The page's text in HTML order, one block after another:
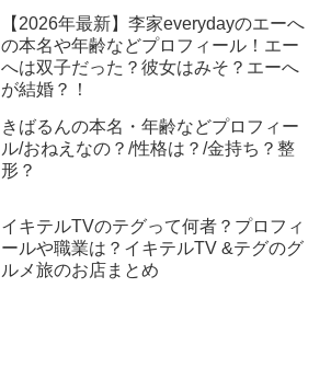
【2026年最新】李家everydayのエーへ
の本名や年齢などプロフィール！エー
へは双子だった？彼女はみそ？エーへ
が結婚？！
きばるんの本名・年齢などプロフィー
ル/おねえなの？/性格は？/金持ち？整
形？
イキテルTVのテグって何者？プロフィ
ールや職業は？イキテルTV &テグのグ
ルメ旅のお店まとめ